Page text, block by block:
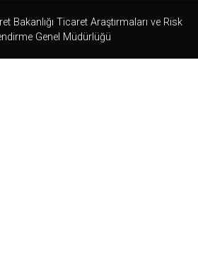
Bakanlığı Ticaret Araştırmaları ve Risk
Genel Müdürlüğü